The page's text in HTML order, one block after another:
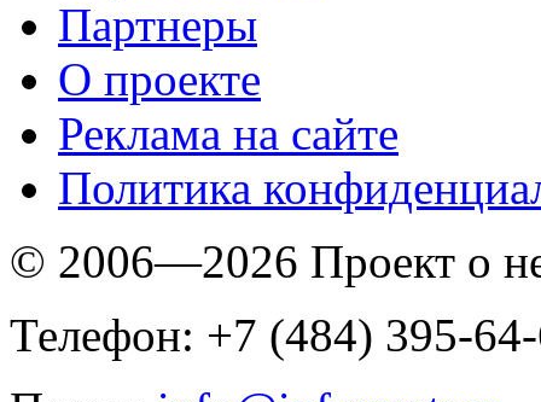
Партнеры
O проекте
Реклама на сайте
Политика
© 2006—2026 Проект о
Телефон: +7 (484) 395-